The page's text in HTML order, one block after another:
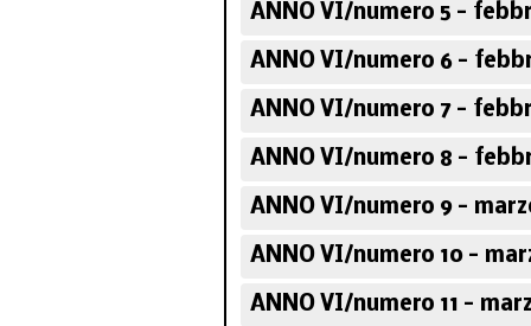
ANNO VI/numero 5 -
ANNO VI/numero 6 -
ANNO VI/numero 7 -
ANNO VI/numero 8 -
ANNO VI/numero 9 -
ANNO VI/numero 10 -
ANNO VI/numero 11 -